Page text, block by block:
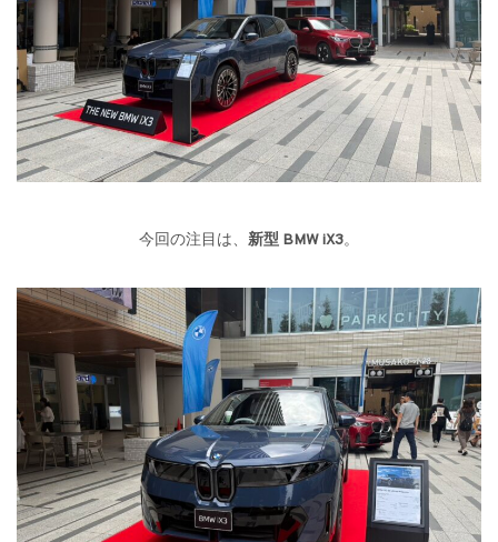
今回の注目は、 新型 BMW iX3。